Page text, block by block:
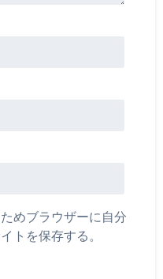
めブラウザーに自分
トを保存する。